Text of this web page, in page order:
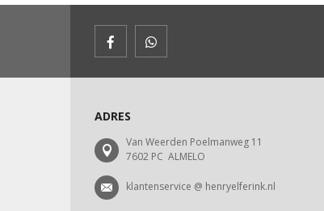
ADRES
Van Weerden Poelmanweg 11
7602 PC ALMELO
klantenservice @ henryelferink.nl